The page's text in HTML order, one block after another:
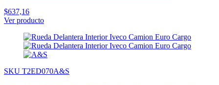
$637,16
Ver producto
SKU T2ED070A&S